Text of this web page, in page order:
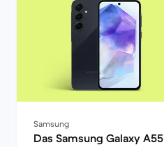
Samsung
Das Samsung Galaxy A55